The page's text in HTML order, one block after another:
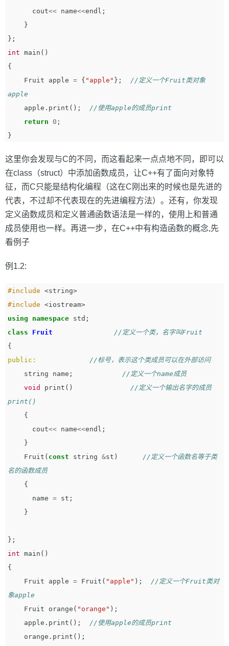
cout<< name<<endl ;
}
};
int main ()
{
Fruit
apple = { "apple" };
//定义一个Fruit类对象
apple
apple . print ();
//使用apple的成员print
return
0 ;
}
这里你会发现与C的不同，而这看起来一点点地不同，即可以
在class（struct）中添加函数成员，让C++有了面向对象特
征，而C只能是结构化编程（这在C刚出来的时候也是先进的
代表，不过却不代表现在的先进编程方法）。还有，你发现
定义函数成员和定义普通函数语法是一样的，使用上和普通
成员使用也一样。再进一步，在C++中有构造函数的概念,先
看例子
例1.2:
#include <string>
#include <iostream>
using
namespace std ;
class
Fruit
//定义一个类，名字叫Fruit
{
public:
//标号，表示这个类成员可以在外部访问
string
name ;
void
print ()
//定义一个输出名字的成员
print()
{
cout<< name<<endl ;
}
Fruit ( const string &st )
//定义一个函数名等于类
名的函数成员
{
name = st ;
}
};
int main ()
{
Fruit
apple = Fruit ( "apple" );
//定义一个Fruit类对
象apple
Fruit
orange ( "orange" );
apple . print ();
//使用apple的成员print
orange . print ();